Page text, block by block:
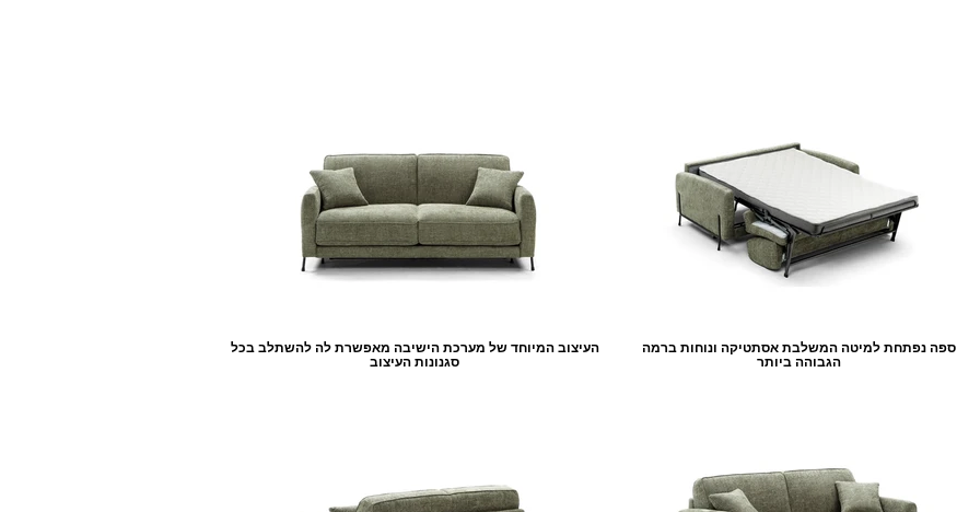
העיצוב המיוחד של מערכת הישיבה מאפשרת לה להשתלב בכל
סגנונות העיצוב
ספה נפתחת למיטה המשלבת אסתטיקה ונוחות ברמה
הגבוהה ביותר